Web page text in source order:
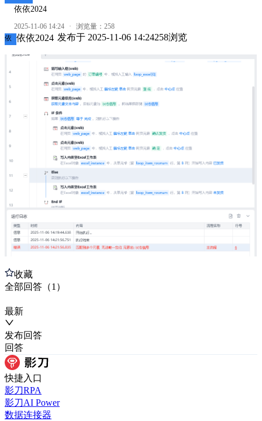
依依2024
2025-11-06 14:24 · 浏览量： 258
依
依依2024 发布于 2025-11-06 14:24258浏览
收藏
全部回答 （1 ）
最新
发布回答
回答
快捷入口
影刀RPA
影刀AI Power
数据连接器